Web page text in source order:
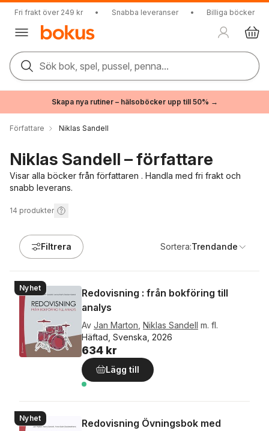
Fri frakt över 249 kr • Snabba leveranser • Billiga böcker
Sök bok, spel, pussel, penna...
Skapa nya rutiner – hälsoböcker upp till 50% →
Författare Niklas Sandell
Niklas Sandell – författare
Visar alla böcker från författaren . Handla med fri frakt och
snabb leverans.
14 produkter
Filtrera Sortera:Trendande
Nyhet
Redovisning : från bokföring till
analys
Av Jan Marton Niklas Sandell m. fl.
Häftad, Svenska, 2026
634 kr
Lägg till
Nyhet
Redovisning Övningsbok med